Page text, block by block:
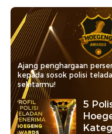
Ajang penghargaan
kepada sosok polisi
sekitarmu!
5